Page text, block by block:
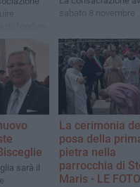
un
sabato 8 novembre
sarà il
La cerimonia
posa della
pietra nella
parrocchia di
Maris - LE FOTO